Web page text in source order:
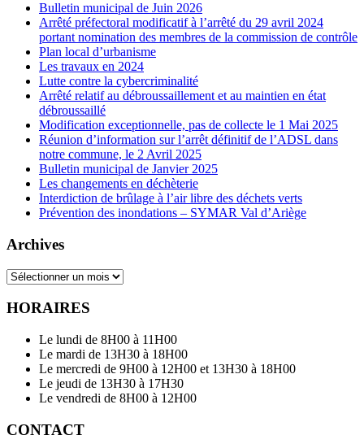
Bulletin municipal de Juin 2026
Arrêté préfectoral modificatif à l’arrêté du 29 avril 2024
portant nomination des membres de la commission de contrôle
Plan local d’urbanisme
Les travaux en 2024
Lutte contre la cybercriminalité
Arrêté relatif au débroussaillement et au maintien en état
débroussaillé
Modification exceptionnelle, pas de collecte le 1 Mai 2025
Réunion d’information sur l’arrêt définitif de l’ADSL dans
notre commune, le 2 Avril 2025
Bulletin municipal de Janvier 2025
Les changements en déchèterie
Interdiction de brûlage à l’air libre des déchets verts
Prévention des inondations – SYMAR Val d’Ariège
Archives
Archives
HORAIRES
Le lundi de 8H00 à 11H00
Le mardi de 13H30 à 18H00
Le mercredi de 9H00 à 12H00 et 13H30 à 18H00
Le jeudi de 13H30 à 17H30
Le vendredi de 8H00 à 12H00
CONTACT